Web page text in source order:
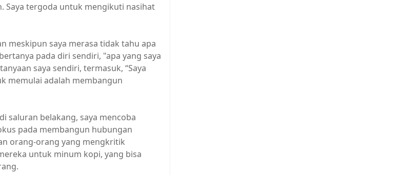
Saya tergoda untuk mengikuti nasihat
meskipun saya merasa tidak tahu apa
pada diri sendiri, "apa yang saya
saya sendiri, termasuk, “Saya
memulai adalah membangun
saluran belakang, saya mencoba
pada membangun hubungan
orang-orang yang mengkritik
untuk minum kopi, yang bisa